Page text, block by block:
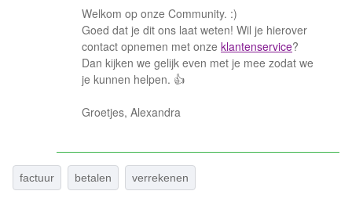
Welkom op onze Community. :)
Goed dat je dit ons laat weten! Wil je hierover
contact opnemen met onze klantenservice?
Dan kijken we gelijk even met je mee zodat we
je kunnen helpen. 👍
Groetjes, Alexandra
factuur betalen verrekenen